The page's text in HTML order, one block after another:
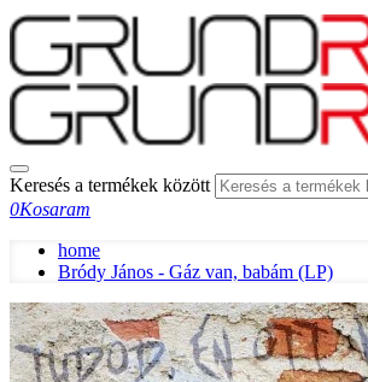
Keresés a termékek között
0Kosaram
home
Bródy János - Gáz van, babám (LP)